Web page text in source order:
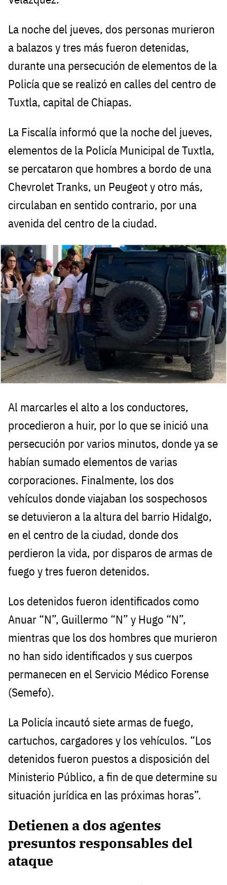
La noche del jueves, dos personas murieron
a balazos y tres más fueron detenidas,
durante una persecución de elementos de la
Policía que se realizó en calles del centro de
Tuxtla, capital de Chiapas.
La Fiscalía informó que la noche del jueves,
elementos de la Policía Municipal de Tuxtla,
se percataron que hombres a bordo de una
Chevrolet Tranks, un Peugeot y otro más,
circulaban en sentido contrario, por una
avenida del centro de la ciudad.
Al marcarles el alto a los conductores,
procedieron a huir, por lo que se inició una
persecución por varios minutos, donde ya se
habían sumado elementos de varias
corporaciones. Finalmente, los dos
vehículos donde viajaban los sospechosos
se detuvieron a la altura del barrio Hidalgo,
en el centro de la ciudad, donde dos
perdieron la vida, por disparos de armas de
fuego y tres fueron detenidos.
Los detenidos fueron identificados como
Anuar “N”, Guillermo “N” y Hugo “N”,
mientras que los dos hombres que murieron
no han sido identificados y sus cuerpos
permanecen en el Servicio Médico Forense
(Semefo).
La Policía incautó siete armas de fuego,
cartuchos, cargadores y los vehículos. “Los
detenidos fueron puestos a disposición del
Ministerio Público, a fin de que determine su
situación jurídica en las próximas horas”.
Detienen a dos agentes
presuntos responsables del
ataque